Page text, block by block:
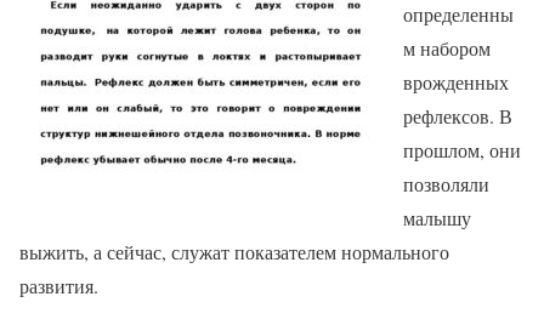
определенны
м набором
врожденных
рефлексов. В
прошлом, они
позволяли
малышу
выжить, а сейчас, служат показателем нормального
развития.